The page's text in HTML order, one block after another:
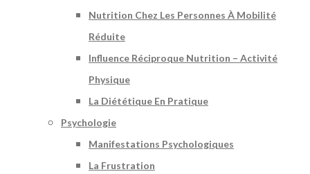
Nutrition Chez Les Personnes À Mobilité
Réduite
Influence Réciproque Nutrition – Activité
Physique
La Diététique En Pratique
Psychologie
Manifestations Psychologiques
La Frustration